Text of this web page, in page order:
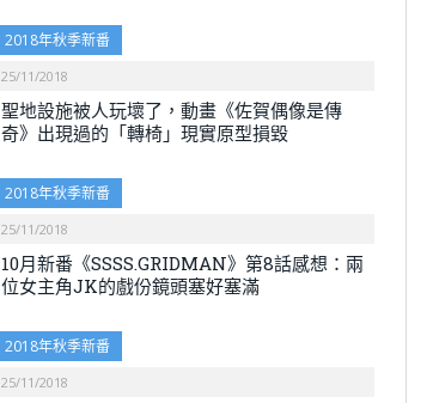
2018年秋季新番
25/11/2018
聖地設施被人玩壞了，動畫《佐賀偶像是傳
奇》出現過的「轉椅」現實原型損毀
2018年秋季新番
25/11/2018
10月新番《SSSS.GRIDMAN》第8話感想：兩
位女主角JK的戲份鏡頭塞好塞滿
2018年秋季新番
25/11/2018